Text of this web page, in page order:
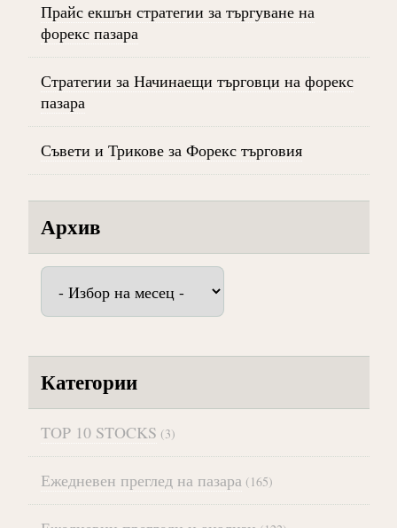
Прайс екшън стратегии за търгуване на
форекс пазара
Стратегии за Начинаещи търговци на форекс
пазара
Съвети и Трикове за Форекс търговия
Архив
Архив
Категории
TOP 10 STOCKS (3)
Ежедневен преглед на пазара (165)